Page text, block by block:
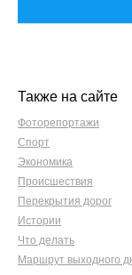
Также на сайте
Фоторепортажи
Спорт
Экономика
Происшествия
Перекрытия дорог
Истории
Что делать
Маршрут выходного